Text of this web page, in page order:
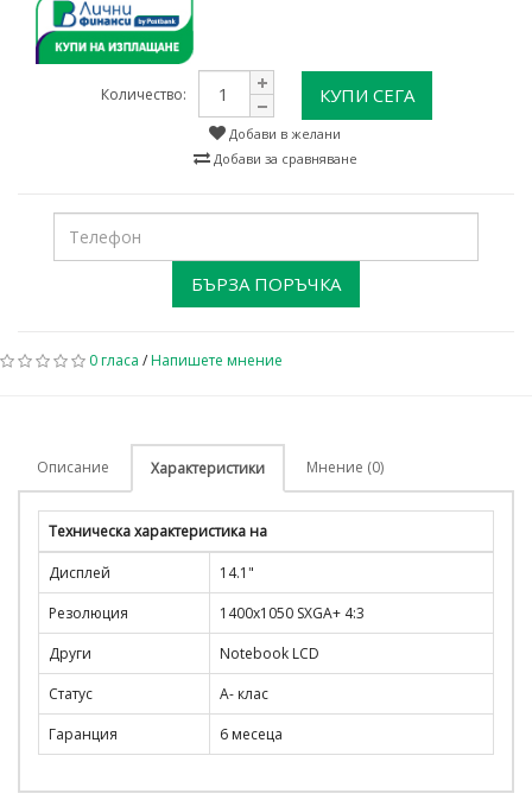
Количество: КУПИ СЕГА
Добави в желани
Добави за сравняване
БЪРЗА ПОРЪЧКА
0 гласа /Напишете мнение
Описание Характеристики Мнение (0)
Техническа характеристика на
Дисплей
14.1"
Резолюция
1400x1050 SXGA+ 4:3
Други
Notebook LCD
Статус
A- клас
Гаранция
6 месеца